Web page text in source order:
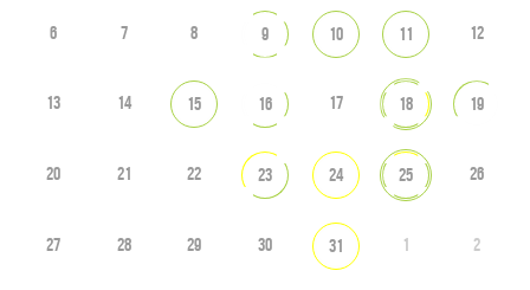
6 7 8 9 10 11 12
13 14 15 16 17 18 19
20 21 22 23 24 25 26
27 28 29 30 31 1 2